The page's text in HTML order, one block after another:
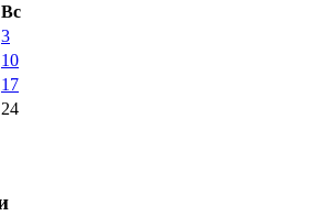
Вс
3
10
17
24